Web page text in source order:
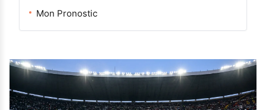
Mon Pronostic